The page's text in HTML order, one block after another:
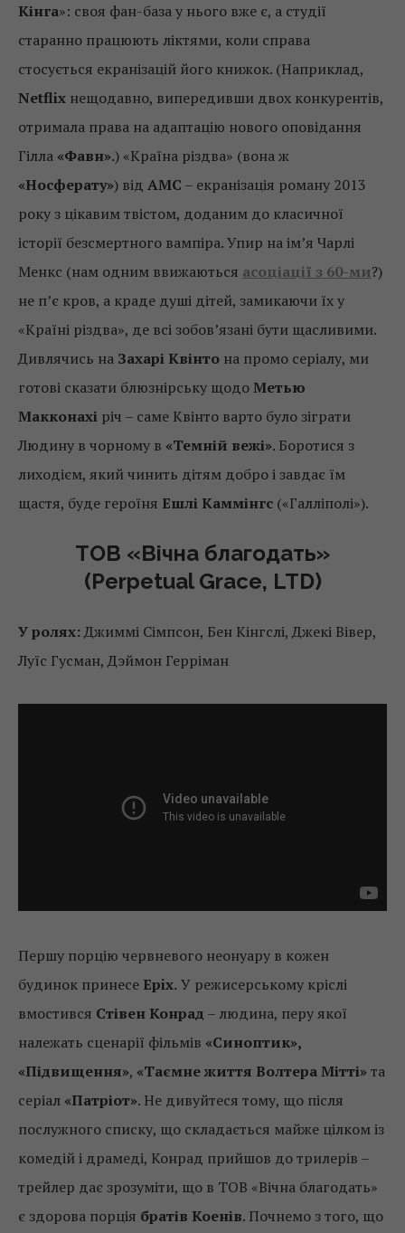
Кінга»: своя фан-база у нього вже є, а студії
старанно працюють ліктями, коли справа
стосується екранізацій його книжок. (Наприклад,
Netflix нещодавно, випередивши двох конкурентів,
отримала права на адаптацію нового оповідання
Гілла «Фавн».) «Країна різдва» (вона ж
«Носферату») від AMC – екранізація роману 2013
року з цікавим твістом, доданим до класичної
історії безсмертного вампіра. Упир на ім’я Чарлі
Менкс (нам одним ввижаються асоціації з 60-ми?)
не п’є кров, а краде душі дітей, замикаючи їх у
«Країні різдва», де всі зобов’язані бути щасливими.
Дивлячись на Захарі Квінто на промо серіалу, ми
готові сказати блюзнірську щодоМетью
Макконахі річ – саме Квінто варто було зіграти
Людину в чорному в «Темній вежі». Боротися з
лиходієм, який чинить дітям добро і завдає їм
щастя, буде героїня Ешлі Каммінгс («Галліполі»).
ТОВ «Вічна благодать»
(Perpetual Grace, LTD)
У ролях:Джиммі Сімпсон, Бен Кінгслі, Джекі Вівер,
Луїс Гусман, Дэймон Герріман
Першу порцію червневого неонуару в кожен
будинок принесе Epix.У режисерському кріслі
вмостився Стівен Конрад – людина, перу якої
належать сценарії фільмів «Синоптик»,
«Підвищення», «Таємне життя Волтера Мітті»та
серіал «Патріот». Не дивуйтеся тому, що після
послужного списку, що складається майже цілком із
комедій і драмеді, Конрад прийшов до трилерів –
трейлер дає зрозуміти, що в ТОВ «Вічна благодать»
є здорова порція братів Коенів. Почнемо з того, що